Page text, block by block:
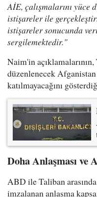
AİE, çalışmalarını
istişareler ile
istişareler sonucunda
sergilemektedir."
Naim'in
düzenlenecek
katılmayacağını
Doha Anlaşması
ABD ile Taliban
imzalanan anlaşma